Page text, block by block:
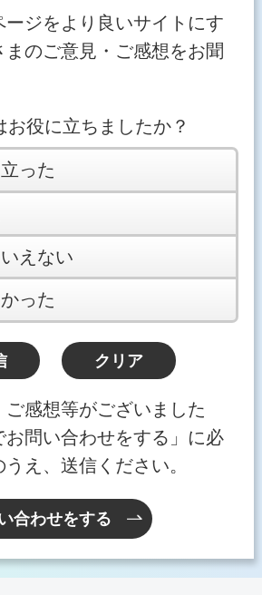
ジをより良いサイトにす
まのご意見・ご感想をお聞
お役に立ちましたか？
った
えない
った
感想等がございました
お問い合わせをする」に必
え、送信ください。
合わせをする